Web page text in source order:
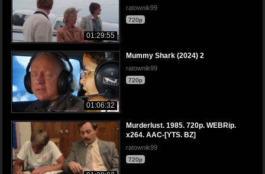
01:29:55
ratownik99
720p
01:06:32
Mummy Shark (2024) 2
ratownik99
720p
Murderlust. 1985. 720p. WEBRip.
x264. AAC-[YTS. BZ]
ratownik99
720p